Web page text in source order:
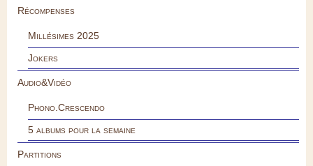
Récompenses
Millésimes 2025
Jokers
Audio&Vidéo
Phono.Crescendo
5 albums pour la semaine
Partitions